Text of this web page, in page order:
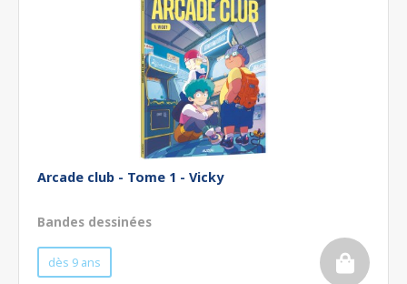
Arcade club - Tome 1 - Vicky
Bandes dessinées
dès 9 ans